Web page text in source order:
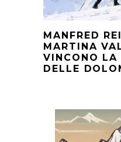
MANFRED
MARTINA
VINCONO
DELLE